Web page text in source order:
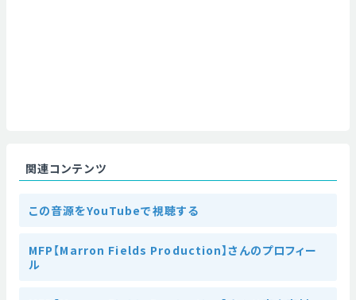
関連コンテンツ
この音源をYouTubeで視聴する
MFP【Marron Fields Production】さんのプロフィー
ル